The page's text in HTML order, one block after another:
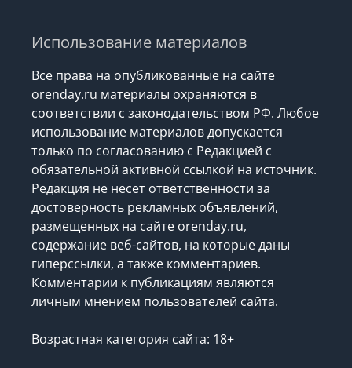
Использование материалов
Все права на опубликованные на сайте
orenday.ru материалы охраняются в
соответствии с законодательством РФ. Любое
использование материалов допускается
только по согласованию с Редакцией с
обязательной активной ссылкой на источник.
Редакция не несет ответственности за
достоверность рекламных объявлений,
размещенных на сайте orenday.ru,
содержание веб-сайтов, на которые даны
гиперссылки, а также комментариев.
Комментарии к публикациям являются
личным мнением пользователей сайта.
Возрастная категория сайта: 18+